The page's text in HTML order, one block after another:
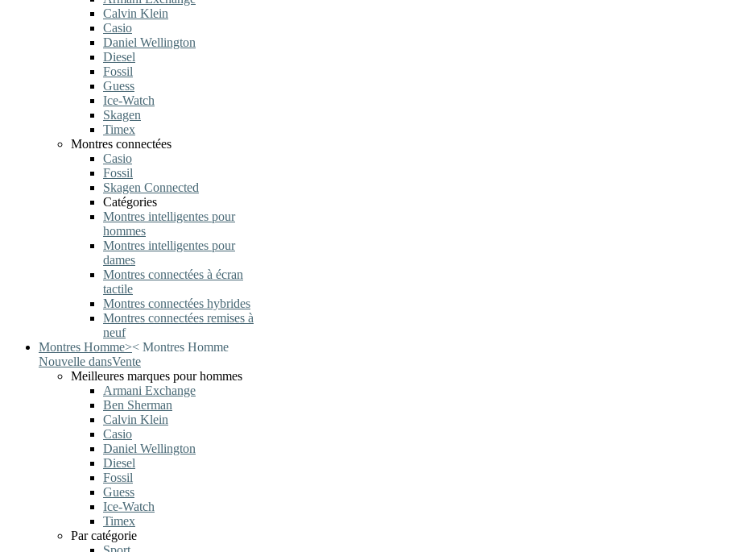
Calvin Klein
Casio
Daniel Wellington
Diesel
Fossil
Guess
Ice-Watch
Skagen
Timex
Montres connectées
Casio
Fossil
Skagen Connected
Catégories
Montres intelligentes pour
hommes
Montres intelligentes pour
dames
Montres connectées à écran
tactile
Montres connectées hybrides
Montres connectées remises à
neuf
Montres Homme>< Montres Homme
Nouvelle dansVente
Meilleures marques pour hommes
Armani Exchange
Ben Sherman
Calvin Klein
Casio
Daniel Wellington
Diesel
Fossil
Guess
Ice-Watch
Timex
Par catégorie